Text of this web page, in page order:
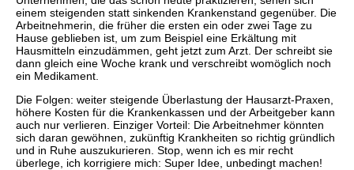
einem steigenden statt sinkenden Krankenstand gegenüber. Die
Arbeitnehmerin, die früher die ersten ein oder zwei Tage zu
Hause geblieben ist, um zum Beispiel eine Erkältung mit
Hausmitteln einzudämmen, geht jetzt zum Arzt. Der schreibt sie
dann gleich eine Woche krank und verschreibt womöglich noch
ein Medikament.
Die Folgen: weiter steigende Überlastung der Hausarzt-Praxen,
höhere Kosten für die Krankenkassen und der Arbeitgeber kann
auch nur verlieren. Einziger Vorteil: Die Arbeitnehmer könnten
sich daran gewöhnen, zukünftig Krankheiten so richtig gründlich
und in Ruhe auszukurieren. Stop, wenn ich es mir recht
überlege, ich korrigiere mich: Super Idee, unbedingt machen!